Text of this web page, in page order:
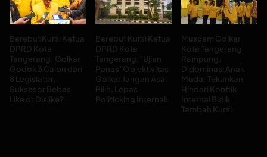
Berebut Kursi Ketua
DPRD Kota
Tangerang: Golkar
Godok 3 Calon dari
8 Legislator,
Suksesor Bebas
Like or Dislike?
Berebut Kursi Ketua
DPRD Kota
Tangerang: ‘Ujian
Panas’ Objektivitas
Golkar Jangan Asal
Pilih, Lepas
Politicking Internal!
Muscam Golkar
Kota Tangerang
Rampung,
Didominasi Anak
Muda: Tekankan
Hindari Konflik
Internal Bidik
Tambah Kursi